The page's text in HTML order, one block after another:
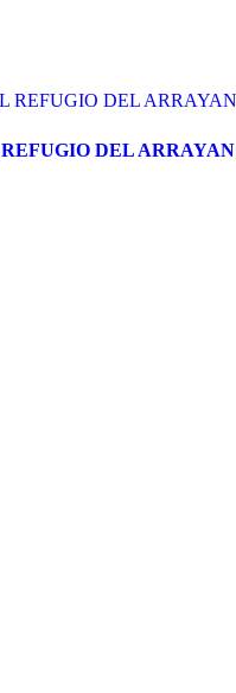
DEL ARRAYAN